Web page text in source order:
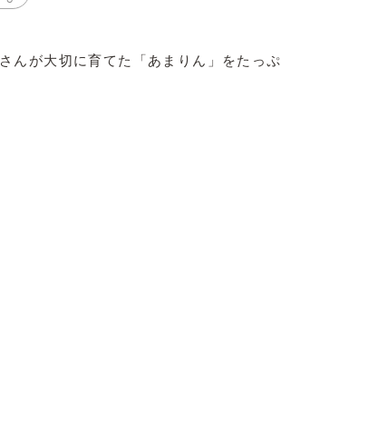
んが大切に育てた「あまりん」をたっぷ